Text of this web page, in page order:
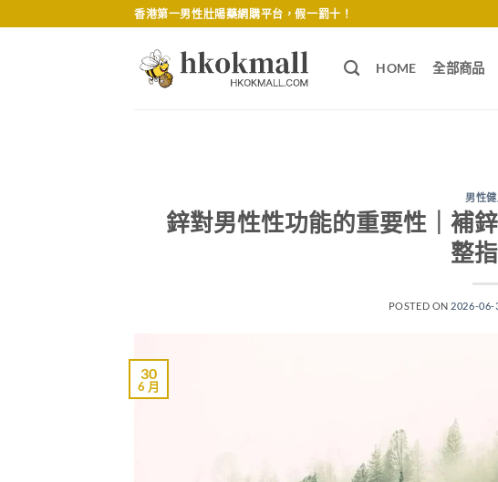
to
香港第一男性壯陽藥網購平台，假一罰十！
HOME 全部商品
男性
鋅對男性性功能的重要性｜補
整
POSTED ON 2026-06-
30
6 月